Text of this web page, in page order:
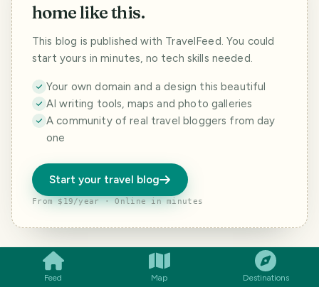
Feed Map Destinations
home like this.
This blog is published with TravelFeed. You could
start yours in minutes, no tech skills needed.
Your own domain and a design this beautiful
AI writing tools, maps and photo galleries
A community of real travel bloggers from day
one
Start your travel blog
From $19/year · Online in minutes
THE DESTINATION
SMILES COMMENT SHARE